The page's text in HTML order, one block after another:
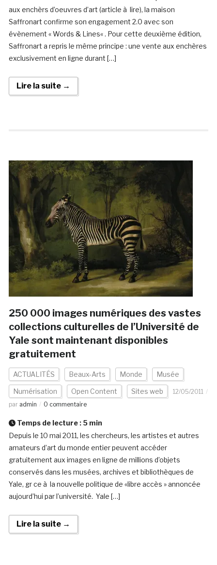
aux enchèrs d’oeuvres d’art (article à lire), la maison
Saffronart confirme son engagement 2.0 avec son
évènement « Words & Lines« . Pour cette deuxième édition,
Saffronart a repris le même principe : une vente aux enchères
exclusivement en ligne durant […]
Lire la suite →
250 000 images numériques des vastes
collections culturelles de l’Université de
Yale sont maintenant disponibles
gratuitement
ACTUALITÉS Beaux-Arts Monde Musée
Numérisation Open Content Sites web
12/05/2011
par admin 0 commentaire
Temps de lecture : 5 min
Depuis le 10 mai 2011, les chercheurs, les artistes et autres
amateurs d’art du monde entier peuvent accéder
gratuitement aux images en ligne de millions d’objets
conservés dans les musées, archives et bibliothèques de
Yale, gr ce à la nouvelle politique de «libre accès » annoncée
aujourd’hui par l’université. Yale […]
Lire la suite →